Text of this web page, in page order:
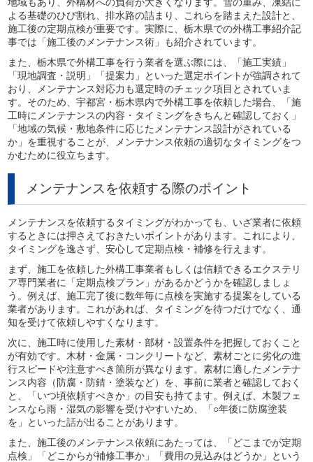
よる基礎のひび割れ、排水路の詰まり、これらを踏まえた設計と、
施工後の定期点検が重要です。実際に、栃木県での外構工事紹介記
事では「施工後のメンテナンス術」も紹介されています。
また、栃木県で外構工事を行う業者を選ぶ際には、「施工実績」
「現地調査・説明」「提案力」といった選定ポイントが強調されて
おり、メンテナンス対応力も選定時のチェック項目とされていま
す。そのため、宇都宮・栃木県内で外構工事を依頼した場合、「施
工時にメンテナンスの内容・タイミングをきちんと確認しておく」
「地域の気候・敷地条件に応じたメンテナンス設計がされている
か」を重視することが、メンテナンス依頼の適切なタイミングをつ
かむために役立ちます。
メンテナンスを依頼する際のポイント
メンテナンスを依頼するタイミングがわかっても、いざ業者に依頼
するときには押さえておきたいポイントがあります。これにより、
タイミングを逸さず、安心して定期点検・補修を行えます。
まず、施工を依頼した外構工事業者もしくは信頼できるエクステリ
ア専門業者に「定期点検プラン」があるかどうかを確認しましょ
う。例えば、施工完了後に数年毎に点検を実施する提案をしている
業者があります。これがあれば、タイミングを待つだけでなく、通
知を受けて依頼しやすくなります。
次に、施工時に使用した素材・部材・設置条件を把握しておくこと
が有効です。木材・金属・コンクリートなど、素材ごとに劣化の進
行スピードや注意すべき箇所が異なります。素材に適したメンテナ
ンス内容（防腐・防錆・塗装など）を、事前に業者と確認しておく
と、「いつ頃依頼すべきか」の目安も持てます。例えば、木製フェ
ンスなら雨・湿気の影響を受けやすいため、「○年後に防腐塗装
を」といった話が出ることがあります。
また、施工後のメンテナンス依頼にあたっては、「どこまでが定期
点検」「どこからが補修工事か」「費用の見込みはどうか」という